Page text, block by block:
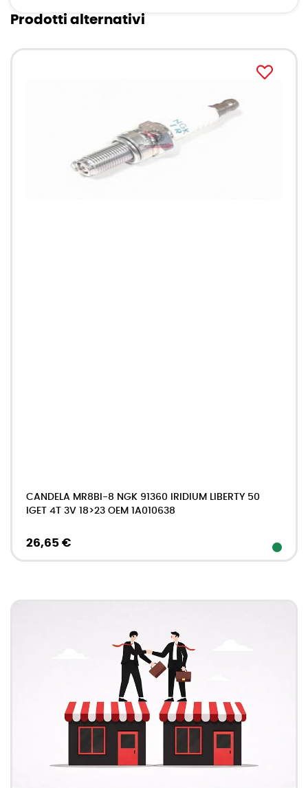
Prodotti alternativi
CANDELA MR8BI-8 NGK 91360 IRIDIUM LIBERTY 50
IGET 4T 3V 18>23 OEM 1A010638
26,65 €